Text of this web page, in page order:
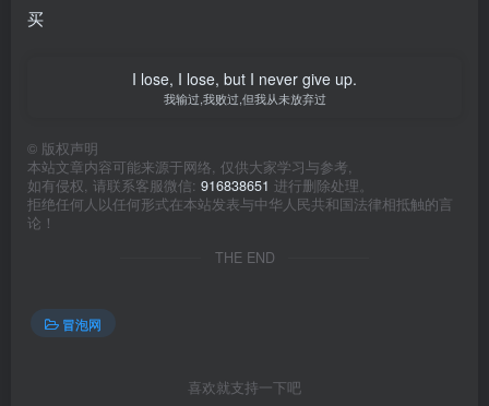
买
I lose, I lose, but I never give up.
我输过,我败过,但我从未放弃过
© 版权声明
本站文章内容可能来源于网络, 仅供大家学习与参考,
如有侵权, 请联系客服微信: 916838651 进行删除处理。
拒绝任何人以任何形式在本站发表与中华人民共和国法律相抵触的言
论！
THE END
冒泡网
喜欢就支持一下吧